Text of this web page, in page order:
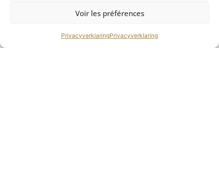
Voir les préférences
PrivacyverklaringPrivacyverklaring